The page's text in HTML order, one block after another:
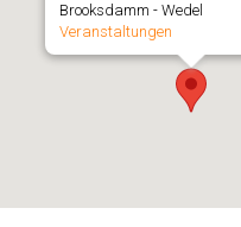
Brooksdamm - Wedel
Veranstaltungen